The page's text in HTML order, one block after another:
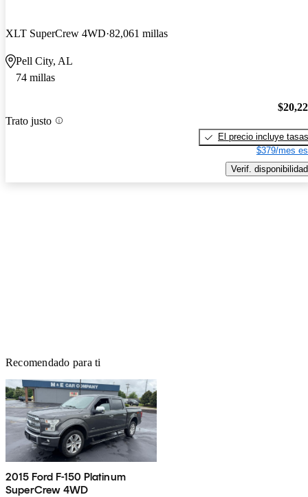
XLT SuperCrew 4WD 82,061 millas
Pell City, AL
74 millas
Trato justo
El precio incluye tasas
$379/mes
Verif. disponibilidad
Recomendado para ti
2015 Ford F-150 Platinum
SuperCrew 4WD